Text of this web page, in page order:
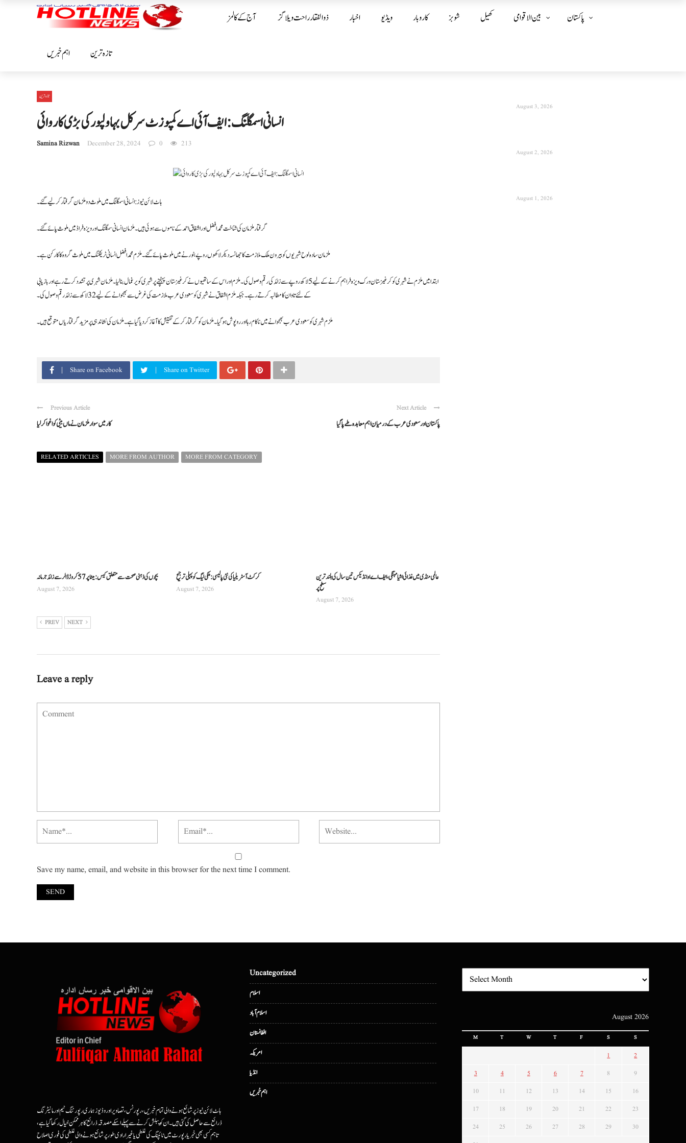
آج کے کالمز ذوالفقار راحت ویلاگز اخبار ویڈیو کاروبار شوبز کھیل بین الا قوامی پاکستان
اہم خبریں تازہ ترین
تازہ ترین
انسانی اسمگلنگ : ایف آئی اےکمپوزٹ سرکل بہاولپورکی بڑی کاروائی
Samina Rizwan December 28, 2024 0 213
ہاٹ لائن نیوز : انسانی اسمگلنگ میں ملوث دو ملزمان گرفتار کرلیےگئے۔
گرفتار ملزمان کی شناخت محمد افضل اور اشفاق احمد کے ناموں سے ہوئی ہیں۔ ملزمان انسانی سمگلنگ اور ویزہ فراڈ میں ملوث پائے گئے۔
ملزمان سادہ لوح شہریوں کو بیرون ملک ملازمت کا جھانسہ دیکر لاکھوں روپے بٹورنے میں ملوث پائے گئے۔ ملزم محمد افضل انسانی ٹریفکنگ میں ملوث گروہ کا کارکن ہے۔
ابتدا میں ملزم نے شہری کو کرغیزستان ورک ویزہ فراہم کرنے کے لیے 5 لاکھ روپے سے زائد کی رقم وصول کی۔ ملزم اور اس کے ساتھیوں نے کرغیزستان پہنچنے پر شہری کو یرغمال بنا لیا۔ ملزمان شہری پر تشدد کرتے رہے اور بازیابی
کے لئے تاوان کا مطالبہ کرتے رہے۔ جبکہ ملزم اشفاق نے شہری کو سعودی عرب ملازمت کی غرض سے بھجوانے کے لیے 32 لاکھ سے زائد رقم وصول کی۔
ملزم شہری کو سعودی عرب بھجوانے میں ناکام رہا اور روپوش ہوگیا۔ ملزمان کو گرفتار کر کے تفتیش کا آغاز کر دیا گیا ہے۔ ملزمان کی نشاندہی پر مزید گرفتاریاں متوقع ہیں۔
Share on Facebook Share on Twitter
Previous Article
کار میں سوارملزمان نے ماں بیٹی کو اغوا کرلیا
Next Article
پاکستان اور سعودی عرب کےدرمیان اہم معاہدہ طےپاگیا
RELATED ARTICLES MORE FROM AUTHOR MORE FROM CATEGORY
بچوں کی ذہنی صحت سے متعلق کیس: میٹا پر 57 کروڑ ڈالر سے زائد جرمانہ
August 7, 2026
کرکٹ آسٹریلیا کی نئی پالیسی: ملکی لیگ کو پہلی ترجیح
August 7, 2026
عالمی منڈی میں غذائی اشیا مہنگی، ایف اے او انڈیکس تین سال کی بلند ترین
سطح پر
August 7, 2026
PREV NEXT
Leave a reply
Save my name, email, and website in this browser for the next time I comment.
August 3, 2026
August 2, 2026
August 1, 2026
ہاٹ لائن نیوز پر شائع ہونے والی تمام خبریں، رپورٹس، تصاویر اور وڈیوز ہماری رپورٹنگ ٹیم اور مانیٹرنگ
ذرائع سے حاصل کی گئی ہیں۔ ان کو پبلش کرنے سے پہلے اسکے مصدقہ ذرائع کا ہرممکن خیال رکھا گیا ہے،
تاہم کسی بھی خبر یا رپورٹ میں ٹائپنگ کی غلطی یا غیرارادی طور پر شائع ہونے والی غلطی کی فوری اصلاح
Uncategorized
اسلام
اسلام آباد
افغانستان
امریکہ
انڈیا
اہم خبریں
August 2026
M T W T F S S
1 2
3 4 5 6 7 8 9
10 11 12 13 14 15 16
17 18 19 20 21 22 23
24 25 26 27 28 29 30